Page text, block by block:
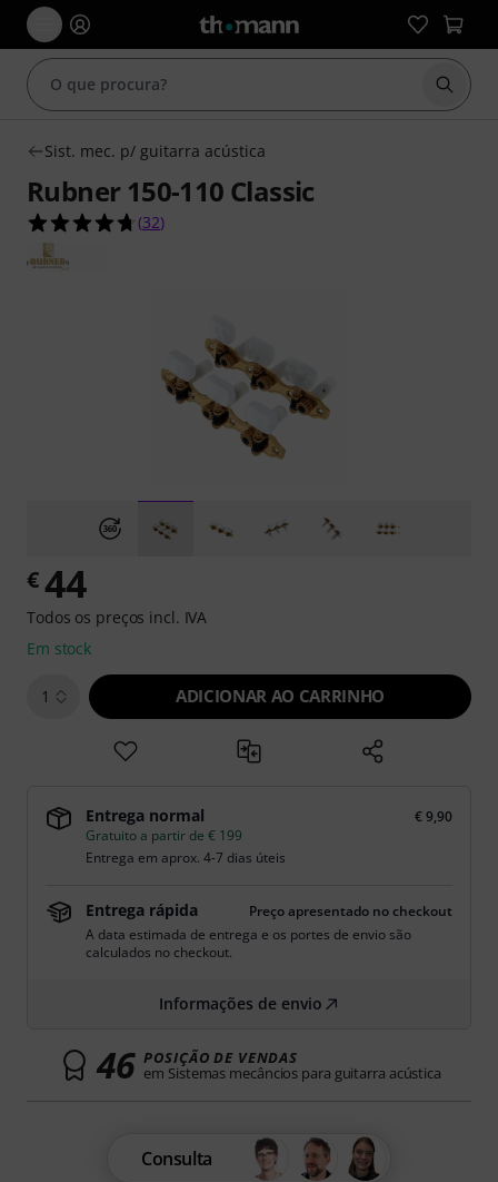
Iniciar
Sist. mec. p/ guitarra acústica
Rubner 150-110 Classic
4.7 de 5 estrelas de 32 avaliações de clientes
(32)
€44
Todos os preços incl. IVA
Em stock
1 ADICIONAR AO CARRINHO
Entrega normal
€ 9,90
Gratuito a partir de € 199
Entrega em aprox. 4-7 dias úteis
Entrega rápida
Preço apresentado no checkout
A data estimada de entrega e os portes de envio são
calculados no checkout.
Informações de envio
46 POSIÇÃO DE VENDAS
em Sistemas mecâncios para guitarra acústica
Consulta